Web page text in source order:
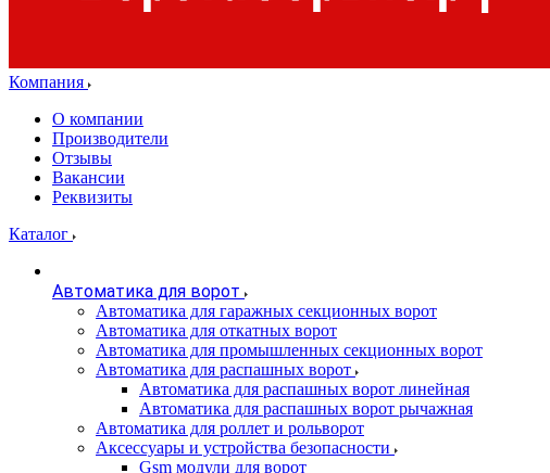
Компания
О компании
Производители
Отзывы
Вакансии
Реквизиты
Каталог
Автоматика для ворот
Автоматика для гаражных секционных ворот
Автоматика для откатных ворот
Автоматика для промышленных секционных ворот
Автоматика для распашных ворот
Автоматика для распашных ворот линейная
Автоматика для распашных ворот рычажная
Автоматика для роллет и рольворот
Аксессуары и устройства безопасности
Gsm модули для ворот